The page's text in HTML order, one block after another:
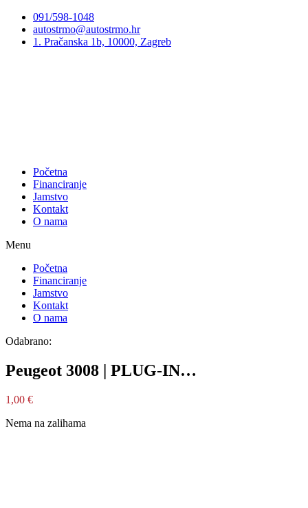
Preskoči
sadržaj
091/598-1048
autostrmo@autostrmo.hr
1. Pračanska 1b, 10000, Zagreb
Početna
Financiranje
Jamstvo
Kontakt
O nama
Menu
Početna
Financiranje
Jamstvo
Kontakt
O nama
Odabrano:
Peugeot 3008 | PLUG-IN…
1,00 €
Nema na zalihama